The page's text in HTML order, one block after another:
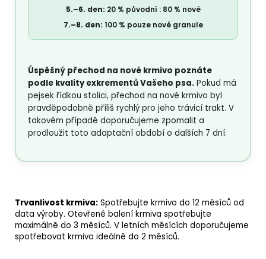
5.–6. den: 20 % původní : 80 % nové
7.–8. den: 100 % pouze nové granule
Úspěšný přechod na nové krmivo poznáte
podle kvality exkrementů Vašeho psa. Pokud má
pejsek řídkou stolici, přechod na nové krmivo byl
pravděpodobně příliš rychlý pro jeho trávicí trakt. V
takovém případě doporučujeme zpomalit a
prodloužit toto adaptační období o dalších 7 dní.
Trvanlivost krmiva: Spotřebujte krmivo do 12 měsíců od
data výroby. Otevřené balení krmiva spotřebujte
maximálně do 3 měsíců. V letních měsících doporučujeme
spotřebovat krmivo ideálně do 2 měsíců.